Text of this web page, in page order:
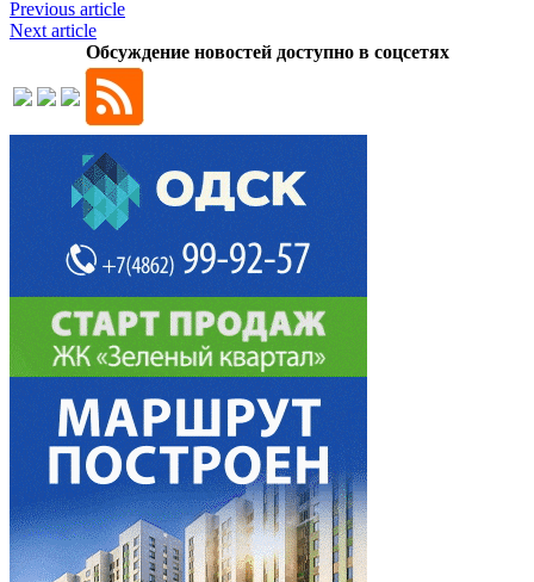
Previous article
Next article
Обсуждение новостей доступно в соцсетях